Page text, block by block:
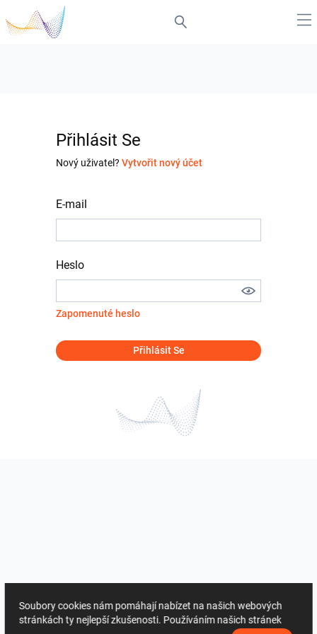
Přihlásit Se
Nový uživatel? Vytvořit nový účet
E-mail
Heslo
Zapomenuté heslo
Přihlásit Se
Soubory cookies nám pomáhají nabízet na našich webových
stránkách ty nejlepší zkušenosti. Používáním našich stránek